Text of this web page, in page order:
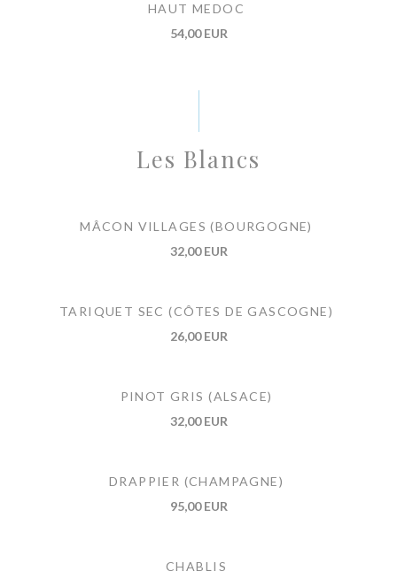
HAUT MEDOC
54,00 EUR
Les Blancs
MÂCON VILLAGES (BOURGOGNE)
32,00 EUR
TARIQUET SEC (CÔTES DE GASCOGNE)
26,00 EUR
PINOT GRIS (ALSACE)
32,00 EUR
DRAPPIER (CHAMPAGNE)
95,00 EUR
CHABLIS